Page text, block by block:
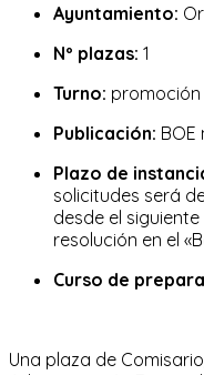
entrada:
la
Ayuntamiento:
Nº plazas: 1
Turno:
Publicación: BOE
Plazo de
solicitudes será
desde el
resolución en el
Curso de
Una plaza de